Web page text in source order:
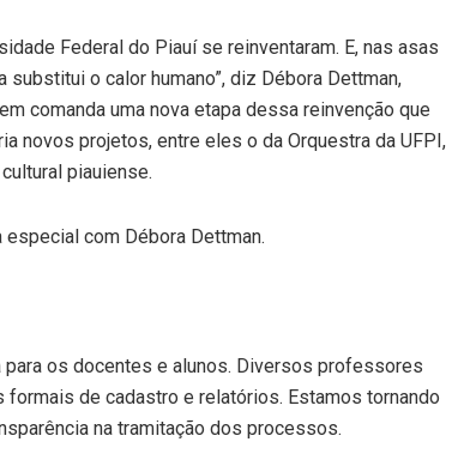
Federal do Piauí se reinventaram. E, nas asas
o calor humano”, diz Débora Dettman,
comanda uma nova etapa dessa reinvenção que
novos projetos, entre eles o da Orquestra da UFPI,
piauiense.
com Débora Dettman.
os docentes e alunos. Diversos professores
de cadastro e relatórios. Estamos tornando
na tramitação dos processos.